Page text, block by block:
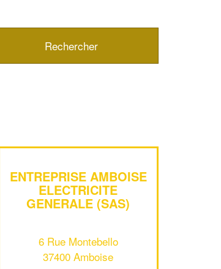
ENTREPRISE AMBOISE
ELECTRICITE
GENERALE (SAS)
6 Rue Montebello
37400 Amboise
✕
Vous êtes un
professionnel ?
Augmentez votrechiffre d'affaires
vosmargestout en gagnant de